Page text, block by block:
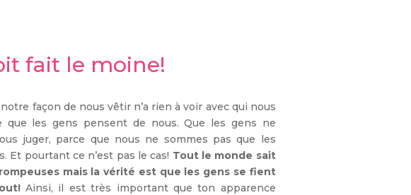
fait le moine!
façon de nous vêtir n’a rien à voir avec qui nous
que les gens pensent de nous. Que les gens ne
juger, parce que nous ne sommes pas que les
Et pourtant ce n’est pas le cas! Tout le monde sait
mais la vérité est que les gens se fient
Ainsi, il est très important que ton apparence